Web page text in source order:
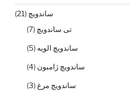
ساندویچ (21)
تی ساندويچ (7)
ساندويچ الويه (5)
ساندويچ ژامبون (4)
ساندويچ مرغ (3)